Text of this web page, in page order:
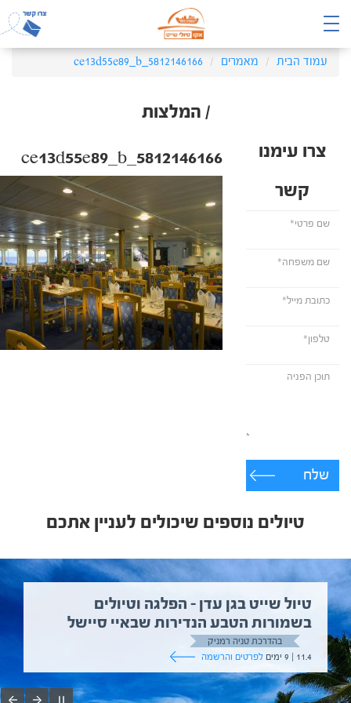
עמוד הבית מאמרים 5812146166_ce13d55e89_b
/ המלצות
צרו עימנו
קשר
שלח
5812146166_ce13d55e89_b
טיולים נוספים שיכולים לעניין אתכם
טיול שייט בגן עדן – הפלגה וטיולים
בשמורות הטבע הנדירות שבאיי סיישל
בהדרכת טניה רמניק
11.4 | 9 ימים
לפרטים והרשמה